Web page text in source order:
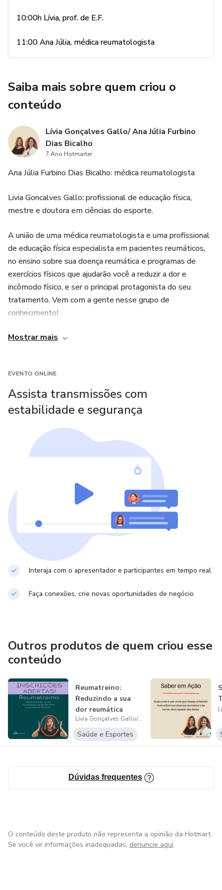
10:00h Lívia, prof. de E.F.
11:00 Ana Júlia, médica reumatologista
Saiba mais sobre quem criou o
conteúdo
Lívia Gonçalves Gallo/ Ana Júlia Furbino
Dias Bicalho
7 Ano Hotmarter
Ana Júlia Furbino Dias Bicalho: médica reumatologista
Livia Goncalves Gallo: profissional de educação física,
mestre e doutora em ciências do esporte.
A união de uma médica reumatologista e uma profissional
de educação física especialista em pacientes reumáticos,
no ensino sobre sua doença reumática e programas de
exercícios físicos que ajudarão você a reduzir a dor e
incômodo físico, e ser o principal protagonista do seu
tratamento. Vem com a gente nesse grupo de
conhecimento!
Mais que um curso: um novo estilo de vida!
Mostrar mais
EVENTO ONLINE
Assista transmissões com
estabilidade e segurança
Interaja com o apresentador e participantes em tempo real
Faça conexões, crie novas oportunidades de negócio
Outros produtos de quem criou esse
conteúdo
Reumatreino:
Reduzindo a sua
dor reumática
Lívia Gonçalves Gallo/ Ana Júlia Furbino Dias Bicalho
Saúde e Esportes
Dúvidas frequentes
O conteúdo deste produto não representa a opinião da Hotmart.
Se você vir informações inadequadas, denuncie aqui